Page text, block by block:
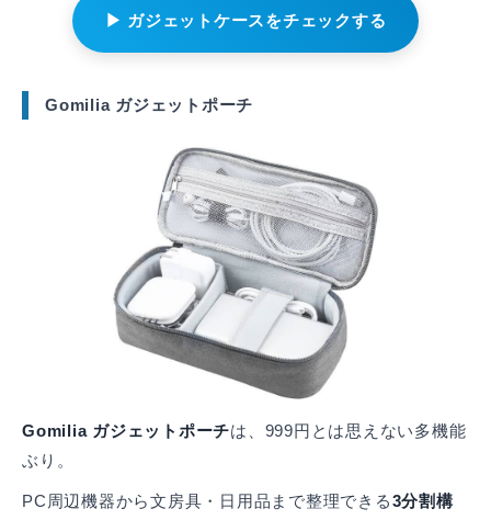
▶ ガジェットケースをチェックする
Gomilia ガジェットポーチ
Gomilia ガジェットポーチは、999円とは思えない多機能
ぶり。
PC周辺機器から文房具・日用品まで整理できる3分割構